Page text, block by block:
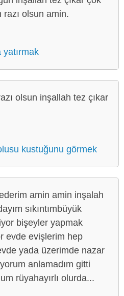
olsun amin.
olsun inşallah tez çıkar
kustuğunu görmek
amin amin inşalah
sıkıntımbüyük
bişeyler yapmak
evde evişlerim hep
yada üzerimde nazar
anlamadım gitti
rüyahayırlı olurda...